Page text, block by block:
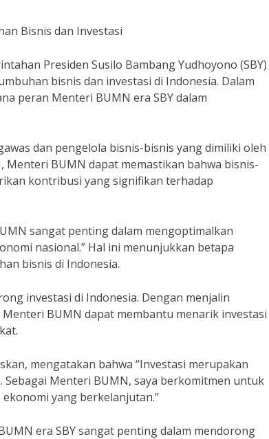
Bisnis dan Investasi
Presiden Susilo Bambang Yudhoyono (SBY)
bisnis dan investasi di Indonesia. Dalam
peran Menteri BUMN era SBY dalam
dan pengelola bisnis-bisnis yang dimiliki oleh
BUMN dapat memastikan bahwa bisnis-
kontribusi yang signifikan terhadap
sangat penting dalam mengoptimalkan
nasional.” Hal ini menunjukkan betapa
bisnis di Indonesia.
investasi di Indonesia. Dengan menjalin
BUMN dapat membantu menarik investasi
mengatakan bahwa “Investasi merupakan
Menteri BUMN, saya berkomitmen untuk
yang berkelanjutan.”
era SBY sangat penting dalam mendorong